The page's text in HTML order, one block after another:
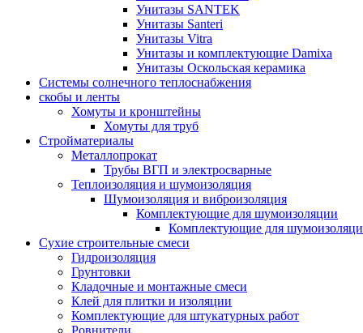
Унитазы SANTEK
Унитазы Santeri
Унитазы Vitra
Унитазы и комплектующие Damixa
Унитазы Оскольская керамика
Системы солнечного теплоснабжения
скобы и ленты
Хомуты и кронштейны
Хомуты для труб
Стройматериалы
Металлопрокат
Трубы ВГП и электросварные
Теплоизоляция и шумоизоляция
Шумоизоляция и виброизоляция
Комплектующие для шумоизоляции
Комплектующие для
Сухие строительные смеси
Гидроизоляция
Грунтовки
Кладочные и монтажные смеси
Клей для плитки и изоляции
Комплектующие для штукатурных работ